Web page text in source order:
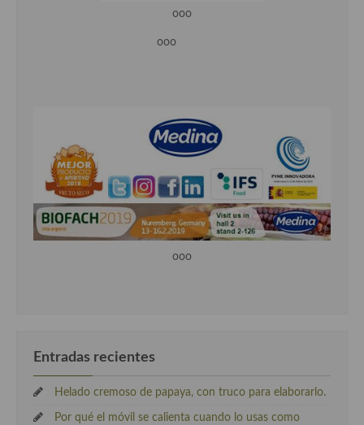
ooo
ooo
ooo
Entradas recientes
Helado cremoso de papaya, con truco para elaborarlo.
Por qué el móvil se calienta cuando lo usas como